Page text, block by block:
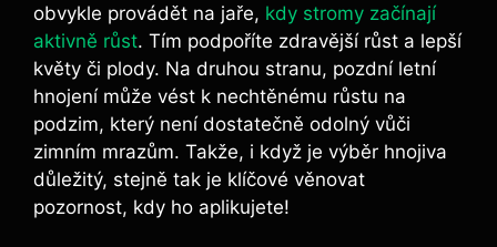
obvykle provádět na jaře, ⁣ kdy stromy začínají
aktivně růst. Tím podpoříte zdravější růst a⁢ lepší
květy⁢ či plody.‍ Na druhou stranu, pozdní⁤ letní
hnojení může vést k nechtěnému růstu na
podzim, který není‍ dostatečně⁢ odolný vůči
zimním mrazům. Takže,⁢ i když je výběr hnojiva
důležitý, stejně‌ tak ‍je klíčové věnovat
pozornost, kdy ho aplikujete!